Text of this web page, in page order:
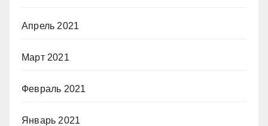
Апрель 2021
Март 2021
Февраль 2021
Январь 2021